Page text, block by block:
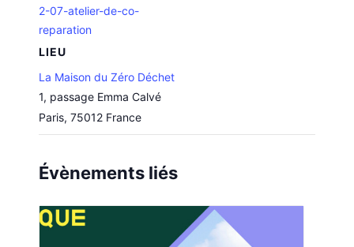
2-07-atelier-de-co-
reparation
LIEU
La Maison du Zéro Déchet
1, passage Emma Calvé
Paris, 75012 France
Évènements liés